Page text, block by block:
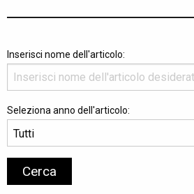
Inserisci nome dell'articolo:
Seleziona anno dell'articolo: